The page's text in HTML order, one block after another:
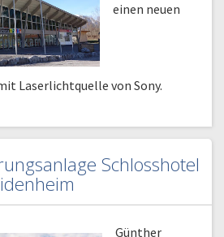
einen neuen
Laserlichtquelle von Sony.
Schlosshotel
Günther